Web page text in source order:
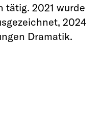
tätig. 2021 wurde
2024
Dramatik.